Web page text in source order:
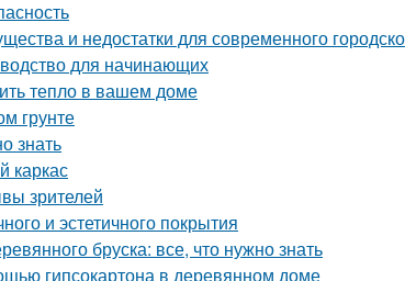
и недостатки для современного
для начинающих
тепло в вашем доме
грунте
знать
каркас
зрителей
и эстетичного покрытия
бруска: все, что нужно знать
гипсокартона в деревянном доме